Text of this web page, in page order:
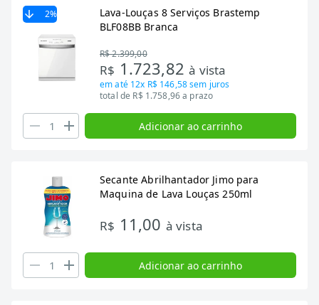
2%
Lava-Louças 8 Serviços Brastemp
BLF08BB Branca
R$ 2.399,00
R$ 1.723,82à vista
em até 12x R$ 146,58sem juros
total de R$ 1.758,96 a prazo
Adicionar ao carrinho
Secante Abrilhantador Jimo para
Maquina de Lava Louças 250ml
R$ 11,00 à vista
Adicionar ao carrinho